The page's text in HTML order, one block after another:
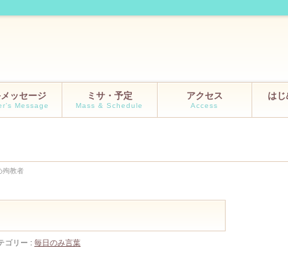
ッセージ
Message
ミサ・予定
Mass & Schedule
アクセス
Access
は
教者
ゴリー : 毎日のみ言葉